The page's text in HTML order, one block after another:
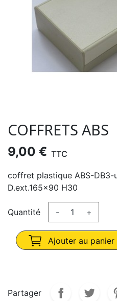
COFFRETS ABS
9,00 € TTC
coffret plastique ABS-DB3-
D.ext.165x90 H30
Quantité - +
Ajouter au panier
Partager